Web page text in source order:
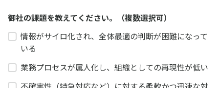
御社の課題を教えてください。（複数選択可）
情報がサイロ化され、全体最適の判断が困難になって
いる
業務プロセスが属人化し、組織としての再現性が低い